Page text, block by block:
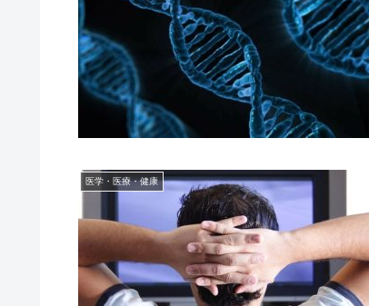
医学・医療・健康